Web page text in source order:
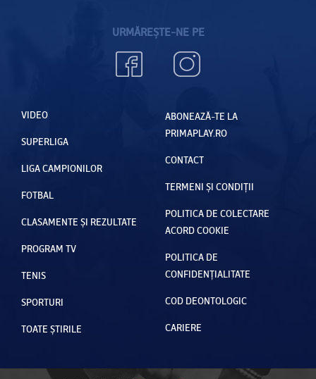
URMĂREȘTE-NE PE
VIDEO
SUPERLIGA
LIGA CAMPIONILOR
FOTBAL
CLASAMENTE ȘI REZULTATE
PROGRAM TV
TENIS
SPORTURI
TOATE ȘTIRILE
ABONEAZĂ-TE LA
PRIMAPLAY.RO
CONTACT
TERMENI ȘI CONDIȚII
POLITICA DE COLECTARE
ACORD COOKIE
POLITICA DE
CONFIDENȚIALITATE
COD DEONTOLOGIC
CARIERE